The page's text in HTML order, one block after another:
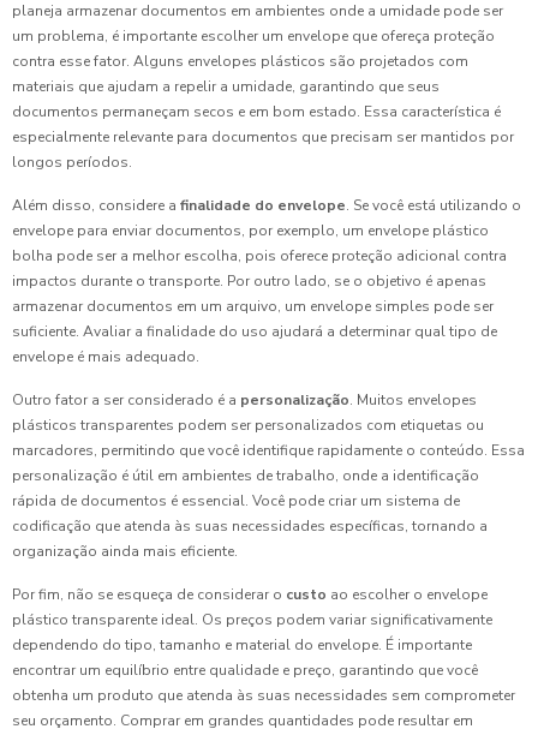
planeja armazenar documentos em ambientes onde a umidade pode ser
um problema, é importante escolher um envelope que ofereça proteção
contra esse fator. Alguns envelopes plásticos são projetados com
materiais que ajudam a repelir a umidade, garantindo que seus
documentos permaneçam secos e em bom estado. Essa característica é
especialmente relevante para documentos que precisam ser mantidos por
longos períodos.
Além disso, considere a finalidade do envelope. Se você está utilizando o
envelope para enviar documentos, por exemplo, um envelope plástico
bolha pode ser a melhor escolha, pois oferece proteção adicional contra
impactos durante o transporte. Por outro lado, se o objetivo é apenas
armazenar documentos em um arquivo, um envelope simples pode ser
suficiente. Avaliar a finalidade do uso ajudará a determinar qual tipo de
envelope é mais adequado.
Outro fator a ser considerado é a personalização. Muitos envelopes
plásticos transparentes podem ser personalizados com etiquetas ou
marcadores, permitindo que você identifique rapidamente o conteúdo. Essa
personalização é útil em ambientes de trabalho, onde a identificação
rápida de documentos é essencial. Você pode criar um sistema de
codificação que atenda às suas necessidades específicas, tornando a
organização ainda mais eficiente.
Por fim, não se esqueça de considerar o custo ao escolher o envelope
plástico transparente ideal. Os preços podem variar significativamente
dependendo do tipo, tamanho e material do envelope. É importante
encontrar um equilíbrio entre qualidade e preço, garantindo que você
obtenha um produto que atenda às suas necessidades sem comprometer
seu orçamento. Comprar em grandes quantidades pode resultar em